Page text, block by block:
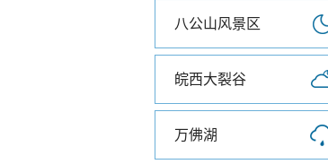
八公山风景区
皖西大裂谷
万佛湖